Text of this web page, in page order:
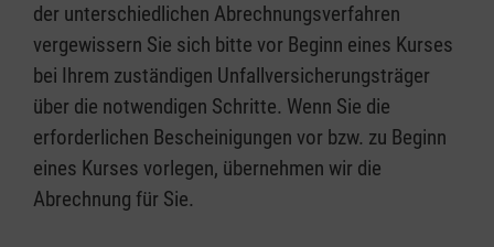
der unterschiedlichen Abrechnungsverfahren
vergewissern Sie sich bitte vor Beginn eines Kurses
bei Ihrem zuständigen Unfallversicherungsträger
über die notwendigen Schritte. Wenn Sie die
erforderlichen Bescheinigungen vor bzw. zu Beginn
eines Kurses vorlegen, übernehmen wir die
Abrechnung für Sie.